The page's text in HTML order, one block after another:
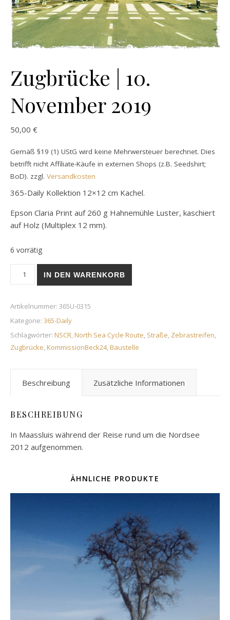
Zugbrücke | 10.
November 2019
50,00 €
Gemäß §19 (1) UStG wird keine Mehrwersteuer berechnet. Dies
betrifft nicht Affiliate-Käufe in externen Shops (z.B. Seedshirt;
BoD). zzgl. Versandkosten
365-Daily Kollektion 12×12 cm Kachel.
Epson Claria Print auf 260 g Hahnemühle Luster, kaschiert
auf Holz (Multiplex 12 mm).
6 vorrätig
Zugbrücke | 10. November 2019 Menge
IN DEN WARENKORB
Artikelnummer: 365U-0315
Kategorie: 365-Daily
Schlagwörter: NSCR,North Sea Cycle Route, Straße, Zebrastreifen,
Zugbrücke,KommissionBeck24,Baustelle
Beschreibung Zusätzliche Informationen
BESCHREIBUNG
In Maassluis während der Reise rund um die Nordsee
2012 aufgenommen.
ÄHNLICHE PRODUKTE